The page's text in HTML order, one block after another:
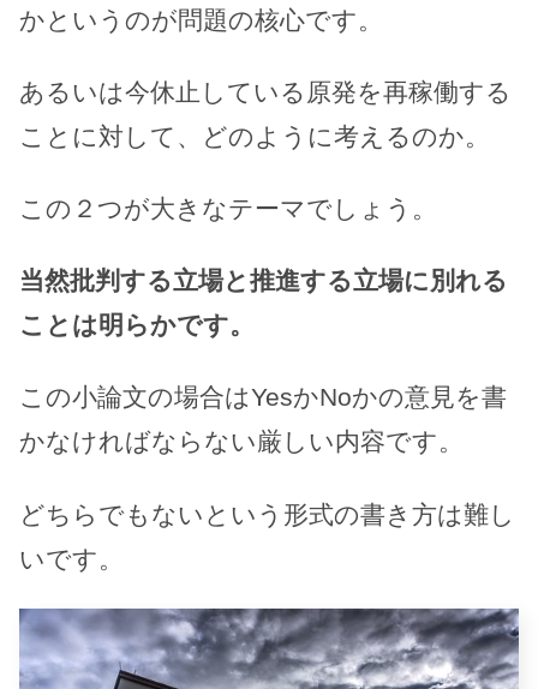
かというのが問題の核心です。
あるいは今休止している原発を再稼働する
ことに対して、どのように考えるのか。
この２つが大きなテーマでしょう。
当然批判する立場と推進する立場に別れる
ことは明らかです。
この小論文の場合はYesかNoかの意見を書
かなければならない厳しい内容です。
どちらでもないという形式の書き方は難し
いです。